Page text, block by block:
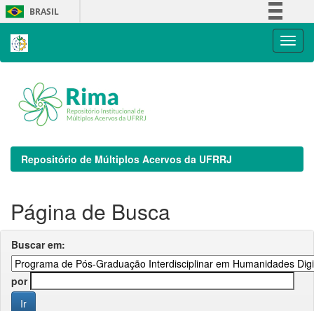
Skip
navigation
BRASIL
Repositório de Múltiplos Acervos da UFRRJ
Página de Busca
Buscar em:
por